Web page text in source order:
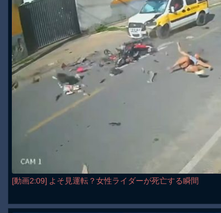
[動画2:09] よそ見運転？女性ライダーが死亡する瞬間